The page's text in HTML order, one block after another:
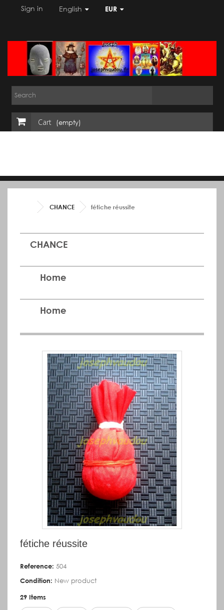
Sign in English EUR
Cart (empty)
CHANCE fétiche réussite
CHANCE
Home
Home
fétiche réussite
Reference: 504
Condition: New product
29 Items